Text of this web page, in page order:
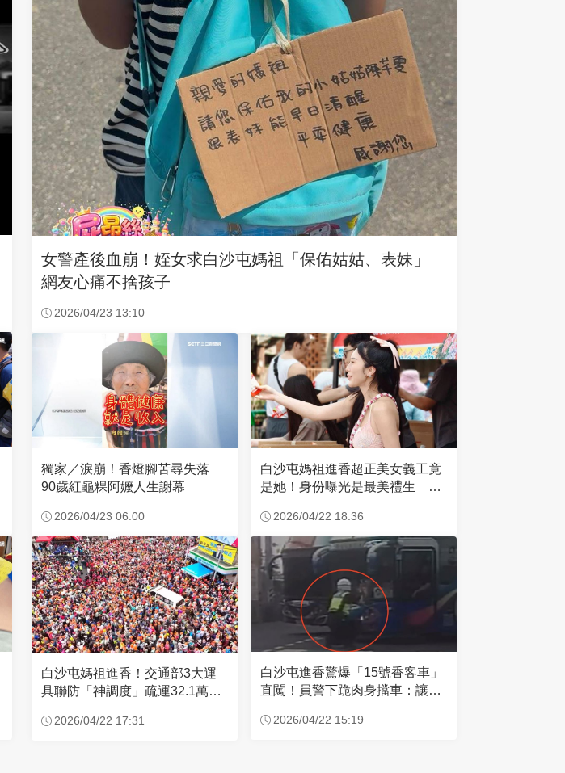
女警產後血崩！姪女求白沙屯媽祖「保佑姑姑、表妹」
網友心痛不捨孩子
2026/04/23 13:10
獨家／淚崩！香燈腳苦尋失落
90歲紅龜粿阿嬤人生謝幕
2026/04/23 06:00
白沙屯媽祖進香超正美女義工竟
是她！身份曝光是最美禮生 一
2026/04/22 18:36
白沙屯媽祖進香！交通部3大運
具聯防「神調度」疏運32.1萬創
2026/04/22 17:31
白沙屯進香驚爆「15號香客車」
直闖！員警下跪肉身擋車：讓行
2026/04/22 15:19